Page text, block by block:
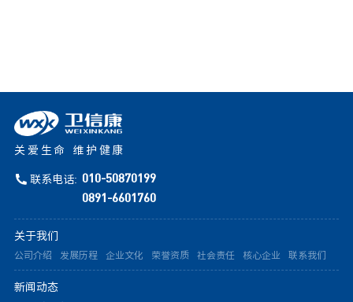
关爱生命 维护健康
联系电话: 010-50870199
0891-6601760
关于我们
公司介绍 发展历程 企业文化 荣誉资质 社会责任 核心企业 联系我们
新闻动态